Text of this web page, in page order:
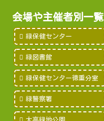
会場や主催者別一覧
緑保健センター
緑図書館
緑保健センター徳重分室
緑警察署
大高緑地公園